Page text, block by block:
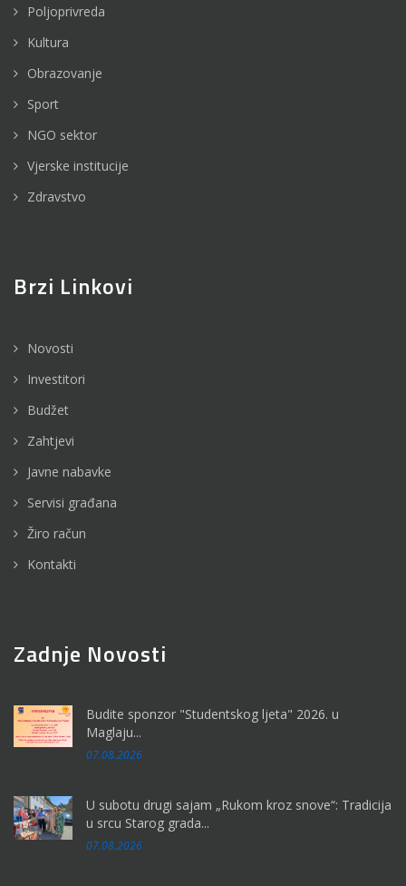
Poljoprivreda
Kultura
Obrazovanje
Sport
NGO sektor
Vjerske institucije
Zdravstvo
Brzi Linkovi
Novosti
Investitori
Budžet
Zahtjevi
Javne nabavke
Servisi građana
Žiro račun
Kontakti
Zadnje Novosti
Budite sponzor "Studentskog ljeta" 2026. u
Maglaju...
07.08.2026
U subotu drugi sajam „Rukom kroz snove“: Tradicija
u srcu Starog grada...
07.08.2026